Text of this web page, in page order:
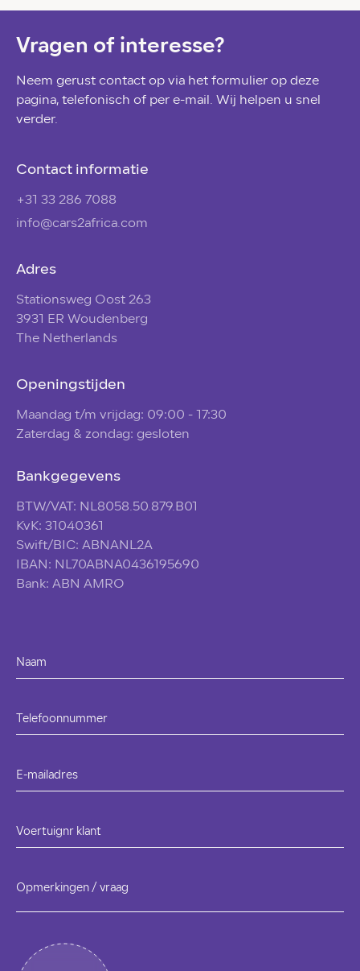
Vragen of interesse?
Neem gerust contact op via het formulier op deze
pagina, telefonisch of per e-mail. Wij helpen u snel
verder.
Contact informatie
+31 33 286 7088
info@cars2africa.com
Adres
Stationsweg Oost 263
3931 ER Woudenberg
The Netherlands
Openingstijden
Maandag t/m vrijdag: 09:00 - 17:30
Zaterdag & zondag: gesloten
Bankgegevens
BTW/VAT: NL8058.50.879.B01
KvK: 31040361
Swift/BIC: ABNANL2A
IBAN: NL70ABNA0436195690
Bank: ABN AMRO
Naam
Telefoonnummer
E-mailadres
Voertuignr klant
Opmerkingen / vraag